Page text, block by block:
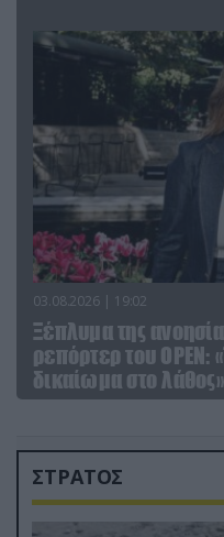
03.08.2026 | 19:02
Ξέπλυμα της
ρεπόρτερ του ΟΡΕΝ:
δικαίωμα στο λάθος»
ΣΤΡΑΤΟΣ